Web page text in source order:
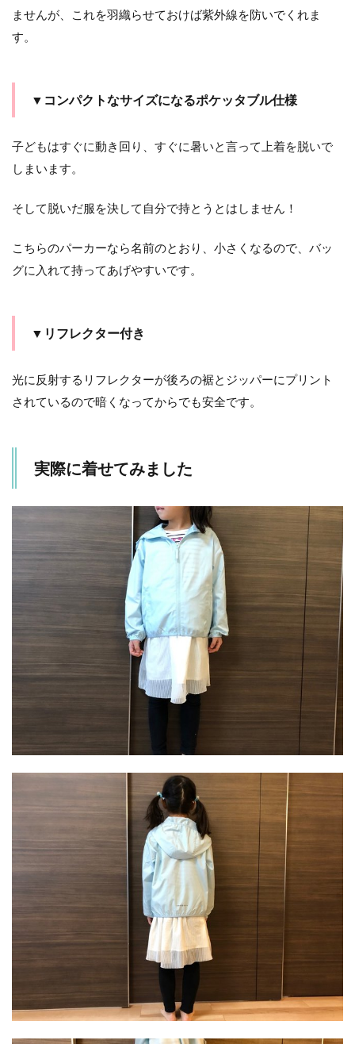
ませんが、これを羽織らせておけば紫外線を防いでくれま
す。
▼コンパクトなサイズになるポケッタブル仕様
子どもはすぐに動き回り、すぐに暑いと言って上着を脱いで
しまいます。
そして脱いだ服を決して自分で持とうとはしません！
こちらのパーカーなら名前のとおり、小さくなるので、バッ
グに入れて持ってあげやすいです。
▼リフレクター付き
光に反射するリフレクターが後ろの裾とジッパーにプリント
されているので暗くなってからでも安全です。
実際に着せてみました